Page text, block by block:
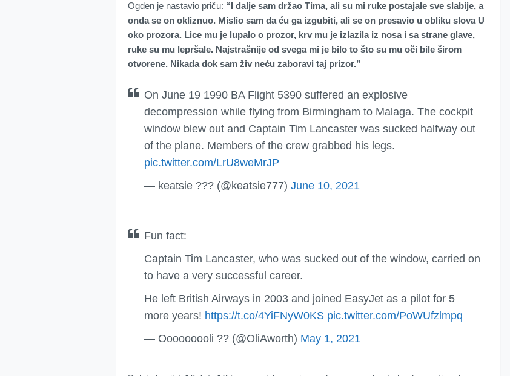
Ogden je nastavio priču: “I dalje sam držao Tima, ali su mi ruke postajale sve slabije, a
onda se on okliznuo. Mislio sam da ću ga izgubiti, ali se on presavio u obliku slova U
oko prozora. Lice mu je lupalo o prozor, krv mu je izlazila iz nosa i sa strane glave,
ruke su mu lepršale. Najstrašnije od svega mi je bilo to što su mu oči bile širom
otvorene. Nikada dok sam živ neću zaboravi taj prizor.”
On June 19 1990 BA Flight 5390 suffered an explosive
decompression while flying from Birmingham to Malaga. The cockpit
window blew out and Captain Tim Lancaster was sucked halfway out
of the plane. Members of the crew grabbed his legs.
pic.twitter.com/LrU8weMrJP
— keatsie ??? (@keatsie777) June 10, 2021
Fun fact:
Captain Tim Lancaster, who was sucked out of the window, carried on
to have a very successful career.
He left British Airways in 2003 and joined EasyJet as a pilot for 5
more years! https://t.co/4YiFNyW0KS pic.twitter.com/PoWUfzlmpq
— Ooooooooli ?? (@OliAworth) May 1, 2021